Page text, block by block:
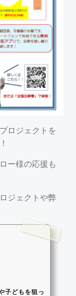
ロジェクトを
ー様の応援も
ジェクトや弊
子どもを狙っ